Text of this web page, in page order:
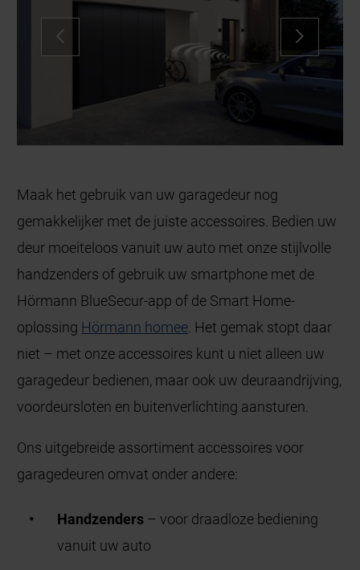
Maak het gebruik van uw garagedeur nog
gemakkelijker met de juiste accessoires. Bedien uw
deur moeiteloos vanuit uw auto met onze stijlvolle
handzenders of gebruik uw smartphone met de
Hörmann BlueSecur-app of de Smart Home-
oplossing Hörmann homee . Het gemak stopt daar
niet – met onze accessoires kunt u niet alleen uw
garagedeur bedienen, maar ook uw deuraandrijving,
voordeursloten en buitenverlichting aansturen.
Ons uitgebreide assortiment accessoires voor
garagedeuren omvat onder andere:
Handzenders – voor draadloze bediening
vanuit uw auto